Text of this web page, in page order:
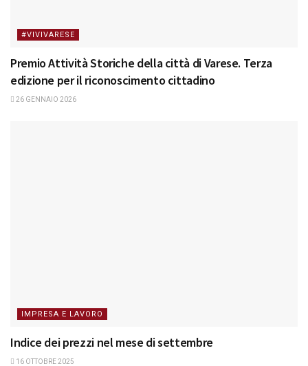
#VIVIVARESE
Premio Attività Storiche della città di Varese. Terza
edizione per il riconoscimento cittadino
26 GENNAIO 2026
IMPRESA E LAVORO
Indice dei prezzi nel mese di settembre
16 OTTOBRE 2025